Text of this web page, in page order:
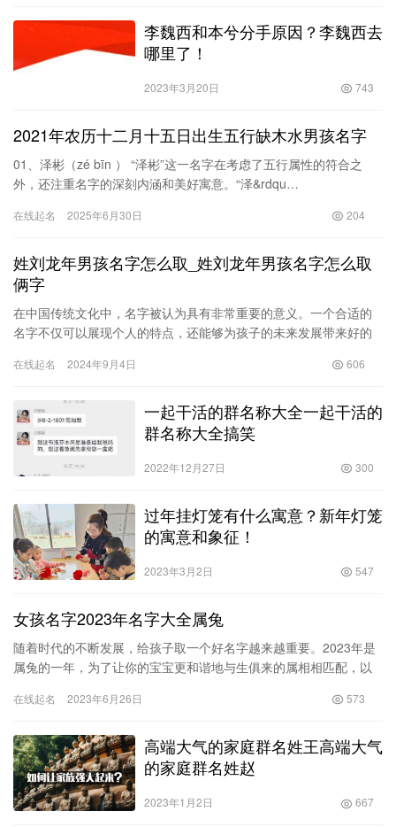
李魏西和本兮分手原因？李魏西去
哪里了！
2023年3月20日 743
2021年农历十二月十五日出生五行缺木水男孩名字
01、泽彬（zé bīn ） “泽彬”这一名字在考虑了五行属性的符合之
外，还注重名字的深刻内涵和美好寓意。“泽&rdqu…
在线起名 2025年6月30日 204
姓刘龙年男孩名字怎么取_姓刘龙年男孩名字怎么取
俩字
在中国传统文化中，名字被认为具有非常重要的意义。一个合适的
名字不仅可以展现个人的特点，还能够为孩子的未来发展带来好的
时，选…
在线起名 2024年9月4日 606
一起干活的群名称大全一起干活的
群名称大全搞笑
2022年12月27日 300
过年挂灯笼有什么寓意？新年灯笼
的寓意和象征！
2023年3月2日 547
女孩名字2023年名字大全属兔
随着时代的不断发展，给孩子取一个好名字越来越重要。2023年是
属兔的一年，为了让你的宝宝更和谐地与生俱来的属相相匹配，以
在线起名 2023年6月26日 573
高端大气的家庭群名姓王高端大气
的家庭群名姓赵
2023年1月2日 667